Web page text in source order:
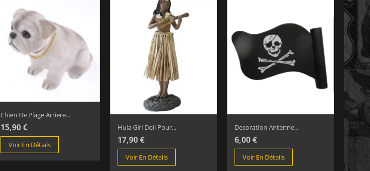
Chien De Plage Arriere...
15,90 €
Voir En Détails
Hula Girl Doll Pour...
17,90 €
Voir En Détails
Decoration Antenne...
6,00 €
Voir En Détails